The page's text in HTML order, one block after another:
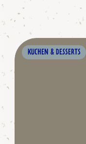
KUCHEN & DESSERTS